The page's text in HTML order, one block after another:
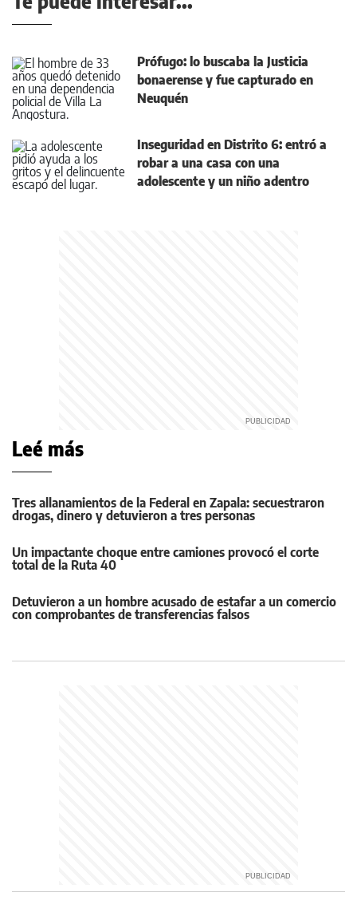
Prófugo: lo buscaba la Justicia
bonaerense y fue capturado en
Neuquén
Inseguridad en Distrito 6: entró a
robar a una casa con una
adolescente y un niño adentro
Leé más
Tres allanamientos de la Federal en Zapala: secuestraron
drogas, dinero y detuvieron a tres personas
Un impactante choque entre camiones provocó el corte
total de la Ruta 40
Detuvieron a un hombre acusado de estafar a un comercio
con comprobantes de transferencias falsos